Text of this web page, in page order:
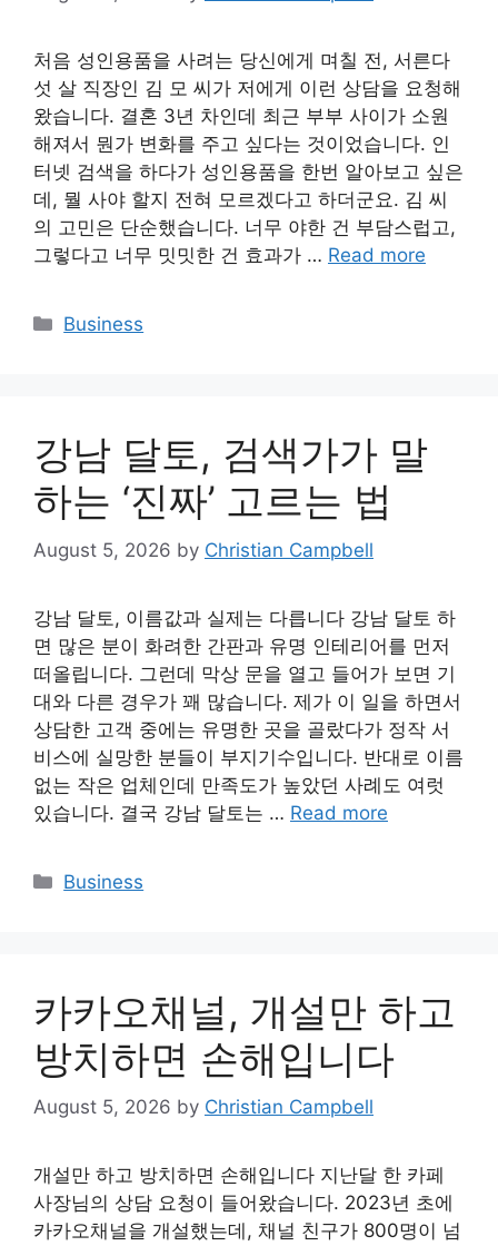
처음 성인용품을 사려는 당신에게 며칠 전, 서른다
섯 살 직장인 김 모 씨가 저에게 이런 상담을 요청해
왔습니다. 결혼 3년 차인데 최근 부부 사이가 소원
해져서 뭔가 변화를 주고 싶다는 것이었습니다. 인
터넷 검색을 하다가 성인용품을 한번 알아보고 싶은
데, 뭘 사야 할지 전혀 모르겠다고 하더군요. 김 씨
의 고민은 단순했습니다. 너무 야한 건 부담스럽고,
그렇다고 너무 밋밋한 건 효과가 … Read more
Categories
Business
강남 달토, 검색가가 말
하는 ‘진짜’ 고르는 법
August 5, 2026 by Christian Campbell
강남 달토, 이름값과 실제는 다릅니다 강남 달토 하
면 많은 분이 화려한 간판과 유명 인테리어를 먼저
떠올립니다. 그런데 막상 문을 열고 들어가 보면 기
대와 다른 경우가 꽤 많습니다. 제가 이 일을 하면서
상담한 고객 중에는 유명한 곳을 골랐다가 정작 서
비스에 실망한 분들이 부지기수입니다. 반대로 이름
없는 작은 업체인데 만족도가 높았던 사례도 여럿
있습니다. 결국 강남 달토는 … Read more
Categories
Business
카카오채널, 개설만 하고
방치하면 손해입니다
August 5, 2026 by Christian Campbell
개설만 하고 방치하면 손해입니다 지난달 한 카페
사장님의 상담 요청이 들어왔습니다. 2023년 초에
카카오채널을 개설했는데, 채널 친구가 800명이 넘